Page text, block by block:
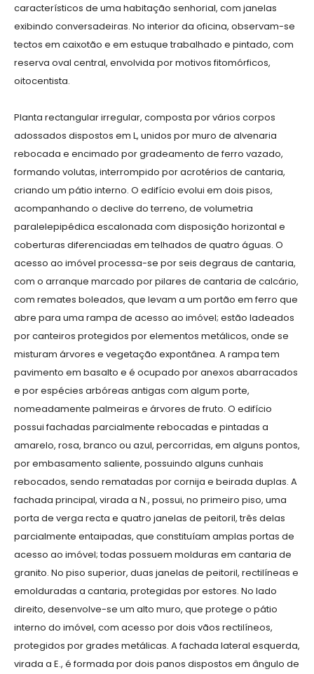
característicos de uma habitação senhorial, com janelas
exibindo conversadeiras. No interior da oficina, observam-se
tectos em caixotão e em estuque trabalhado e pintado, com
reserva oval central, envolvida por motivos fitomórficos,
oitocentista.
Planta rectangular irregular, composta por vários corpos
adossados dispostos em L, unidos por muro de alvenaria
rebocada e encimado por gradeamento de ferro vazado,
formando volutas, interrompido por acrotérios de cantaria,
criando um pátio interno. O edifício evolui em dois pisos,
acompanhando o declive do terreno, de volumetria
paralelepipédica escalonada com disposição horizontal e
coberturas diferenciadas em telhados de quatro águas. O
acesso ao imóvel processa-se por seis degraus de cantaria,
com o arranque marcado por pilares de cantaria de calcário,
com remates boleados, que levam a um portão em ferro que
abre para uma rampa de acesso ao imóvel; estão ladeados
por canteiros protegidos por elementos metálicos, onde se
misturam árvores e vegetação expontânea. A rampa tem
pavimento em basalto e é ocupado por anexos abarracados
e por espécies arbóreas antigas com algum porte,
nomeadamente palmeiras e árvores de fruto. O edifício
possui fachadas parcialmente rebocadas e pintadas a
amarelo, rosa, branco ou azul, percorridas, em alguns pontos,
por embasamento saliente, possuindo alguns cunhais
rebocados, sendo rematadas por cornija e beirada duplas. A
fachada principal, virada a N., possui, no primeiro piso, uma
porta de verga recta e quatro janelas de peitoril, três delas
parcialmente entaipadas, que constituíam amplas portas de
acesso ao imóvel; todas possuem molduras em cantaria de
granito. No piso superior, duas janelas de peitoril, rectilíneas e
emolduradas a cantaria, protegidas por estores. No lado
direito, desenvolve-se um alto muro, que protege o pátio
interno do imóvel, com acesso por dois vãos rectilíneos,
protegidos por grades metálicas. A fachada lateral esquerda,
virada a E., é formada por dois panos dispostos em ângulo de